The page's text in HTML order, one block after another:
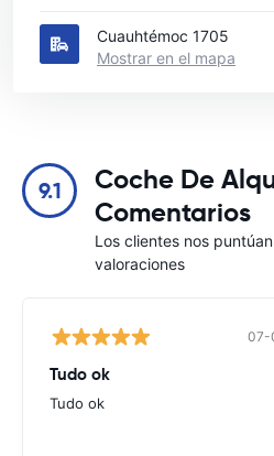
Cuauhtémoc 1705
Mostrar en el mapa
9.1
Coche De
Comentarios
Los clientes nos
valoraciones
07-
Tudo ok
Tudo ok